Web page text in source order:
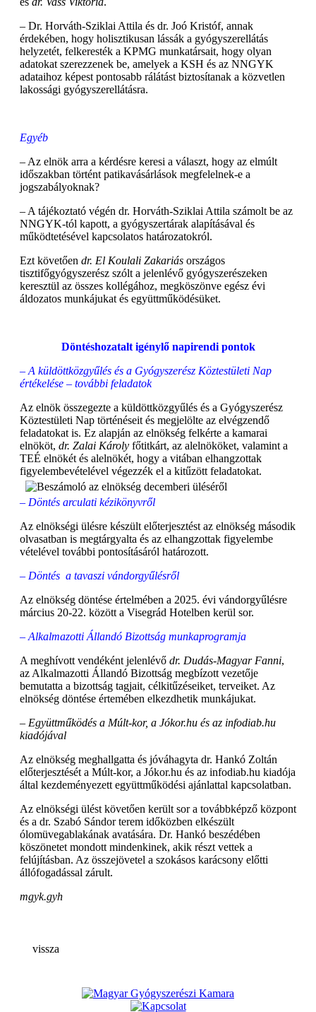
– Dr. Horváth-Sziklai Attila és dr. Joó Kristóf, annak
érdekében, hogy holisztikusan lássák a gyógyszerellátás
helyzetét, felkeresték a KPMG munkatársait, hogy olyan
adatokat szerezzenek be, amelyek a KSH és az NNGYK
adataihoz képest pontosabb rálátást biztosítanak a közvetlen
lakossági gyógyszerellátásra.
Egyéb
– Az elnök arra a kérdésre keresi a választ, hogy az elmúlt
időszakban történt patikavásárlások megfelelnek-e a
jogszabályoknak?
– A tájékoztató végén dr. Horváth-Sziklai Attila számolt be az
NNGYK-tól kapott, a gyógyszertárak alapításával és
működtetésével kapcsolatos határozatokról.
Ezt követően dr. El Koulali Zakariás országos
tisztifőgyógyszerész szólt a jelenlévő gyógyszerészeken
keresztül az összes kollégához, megköszönve egész évi
áldozatos munkájukat és együttműködésüket.
Döntéshozatalt igénylő napirendi pontok
– A küldöttközgyűlés és a Gyógyszerész Köztestületi Nap
értékelése – további feladatok
Az elnök összegezte a küldöttközgyűlés és a Gyógyszerész
Köztestületi Nap történéseit és megjelölte az elvégzendő
feladatokat is. Ez alapján az elnökség felkérte a kamarai
elnököt, dr. Zalai Károly főtitkárt, az alelnököket, valamint a
TEÉ elnökét és alelnökét, hogy a vitában elhangzottak
figyelembevételével végezzék el a kitűzött feladatokat.
– Döntés arculati kézikönyvről
Az elnökségi ülésre készült előterjesztést az elnökség második
olvasatban is megtárgyalta és az elhangzottak figyelembe
vételével további pontosításáról határozott.
– Döntés a tavaszi vándorgyűlésről
Az elnökség döntése értelmében a 2025. évi vándorgyűlésre
március 20-22. között a Visegrád Hotelben kerül sor.
– Alkalmazotti Állandó Bizottság munkaprogramja
A meghívott vendéként jelenlévő dr. Dudás-Magyar Fanni,
az Alkalmazotti Állandó Bizottság megbízott vezetője
bemutatta a bizottság tagjait, célkitűzéseiket, terveiket. Az
elnökség döntése értemében elkezdhetik munkájukat.
– Együttműködés a Múlt-kor, a Jókor.hu és az infodiab.hu
kiadójával
Az elnökség meghallgatta és jóváhagyta dr. Hankó Zoltán
előterjesztését a Múlt-kor, a Jókor.hu és az infodiab.hu kiadója
által kezdeményezett együttműködési ajánlattal kapcsolatban.
Az elnökségi ülést követően került sor a továbbképző központ
és a dr. Szabó Sándor terem időközben elkészült
ólomüvegablakának avatására. Dr. Hankó beszédében
köszönetet mondott mindenkinek, akik részt vettek a
felújításban. Az összejövetel a szokásos karácsony előtti
állófogadással zárult.
mgyk.gyh
vissza